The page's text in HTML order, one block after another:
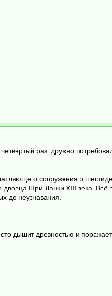
раз, дружно
сооружения о
дворца Шри-Ланки XIII века.
до неузнавания.
дышит древностью и